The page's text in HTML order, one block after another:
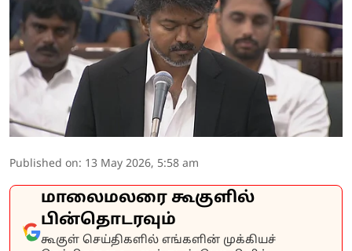
Published on: 13 May 2026, 5:58 am
மாலைமலரை கூகுளில்
பின்தொடரவும்
கூகுள் செய்திகளில் எங்களின் முக்கியச்